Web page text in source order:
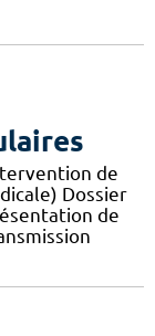
de
Dossier
de